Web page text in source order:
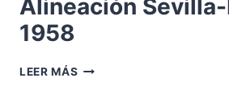
Alineación
1958
LEER MÁS ALINEACIÓN